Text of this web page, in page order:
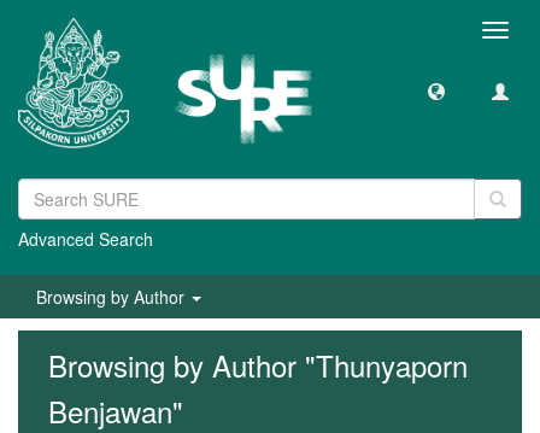
Advanced Search
Browsing by Author
Browsing by Author "Thunyaporn
Benjawan"